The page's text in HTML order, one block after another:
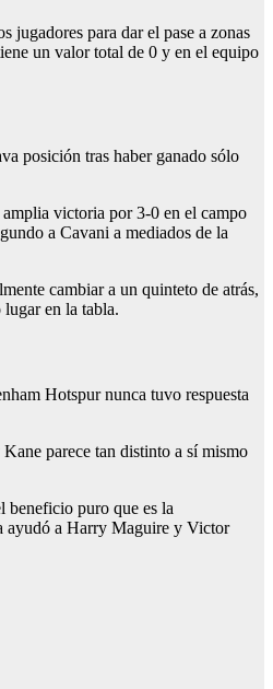
jugadores para dar el pase a zonas
un valor total de 0 y en el equipo
posición tras haber ganado sólo
victoria por 3-0 en el campo
a Cavani a mediados de la
cambiar a un quinteto de atrás,
en la tabla.
Hotspur nunca tuvo respuesta
parece tan distinto a sí mismo
beneficio puro que es la
ayudó a Harry Maguire y Victor